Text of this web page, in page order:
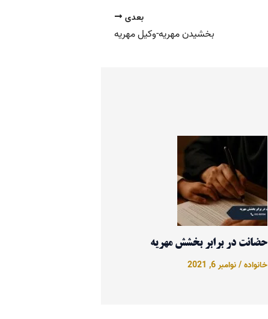
بعدی
بخشیدن مهریه-وکیل مهریه
حضانت در برابر بخشش مهریه
خانواده/نوامبر 6, 2021